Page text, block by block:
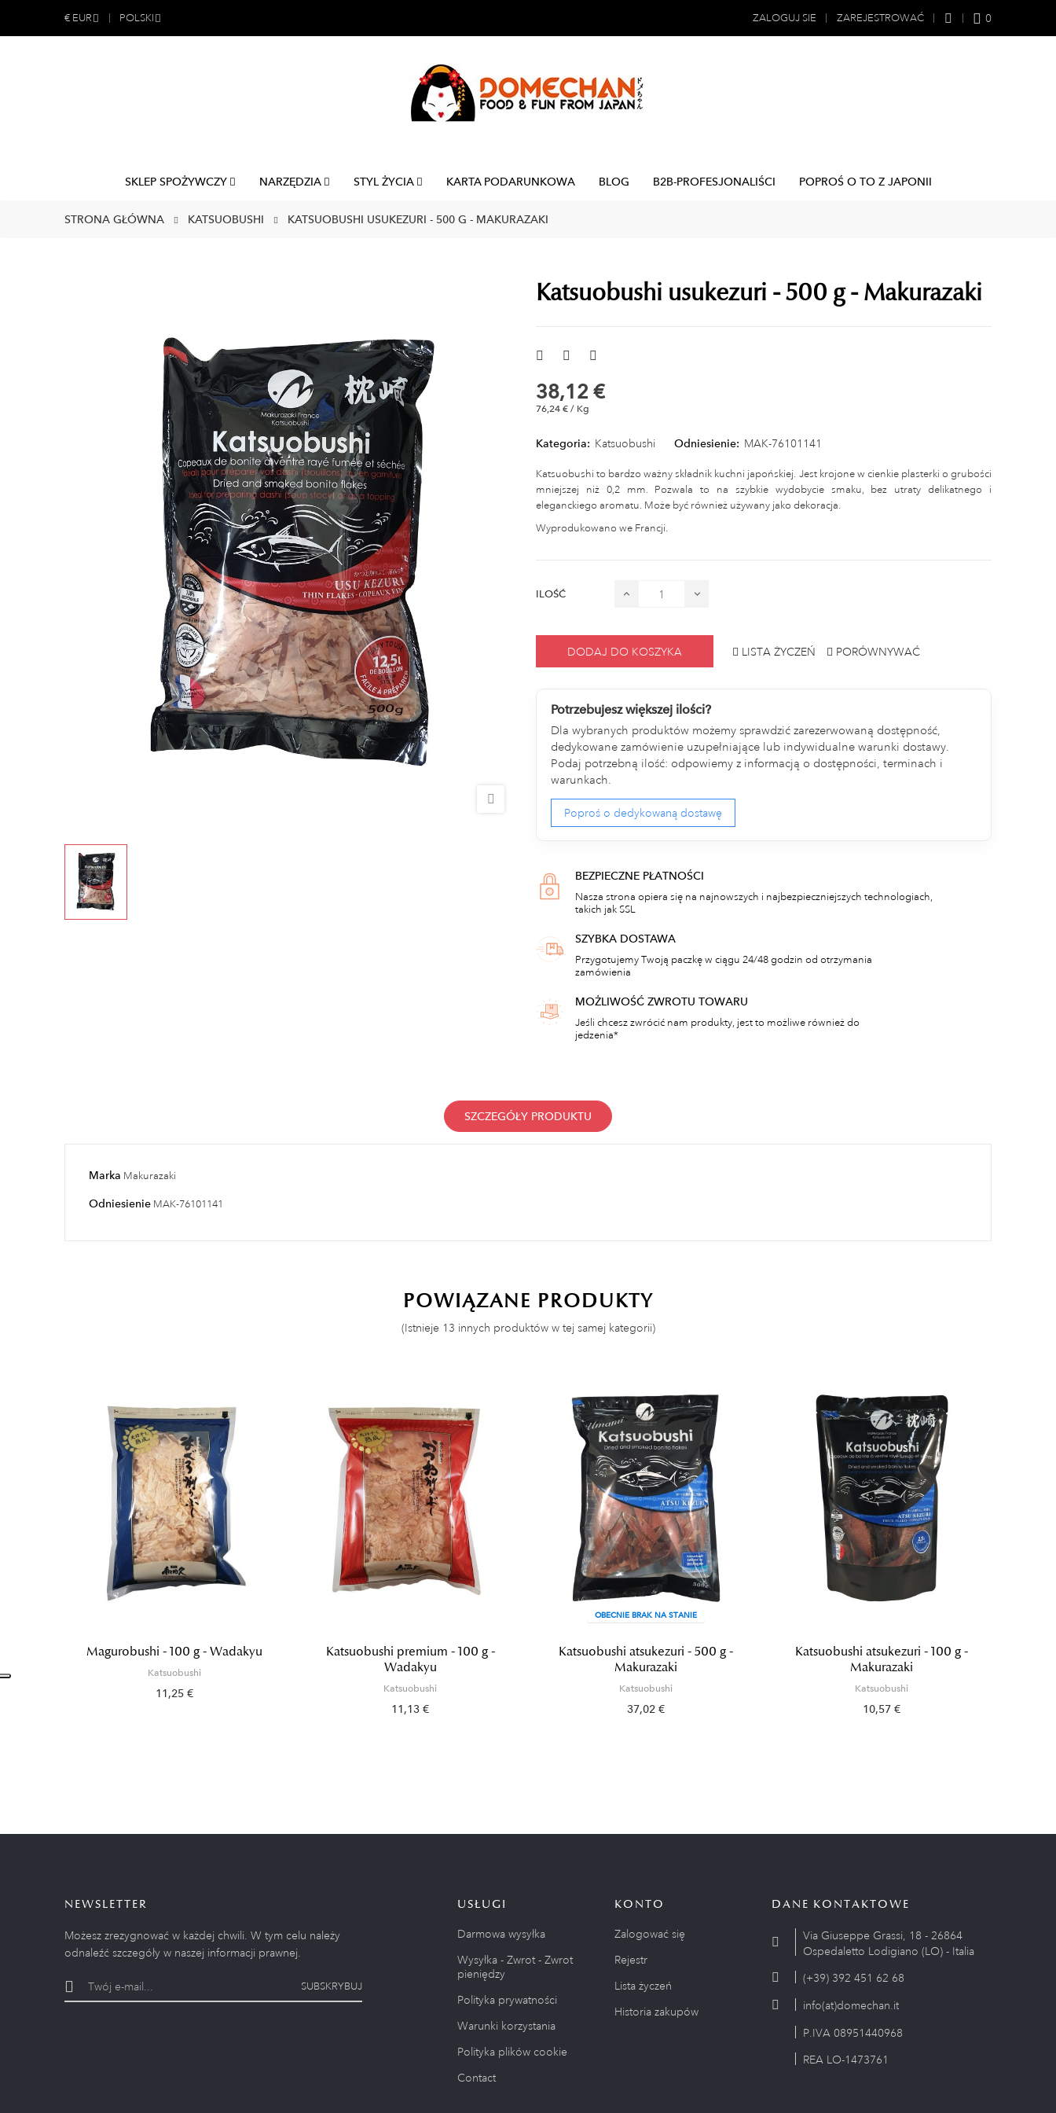
€ EUR POLSKI ZALOGUJ SIE ZAREJESTROWAĆ 0
SKLEP SPOŻYWCZY NARZĘDZIA STYL ŻYCIA KARTA PODARUNKOWA BLOG B2B-PROFESJONALIŚCI POPROŚ O TO Z JAPONII
STRONA GŁÓWNA KATSUOBUSHI KATSUOBUSHI USUKEZURI - 500 G - MAKURAZAKI
Katsuobushi usukezuri - 500 g - Makurazaki
38,12 €
76,24 € / Kg
Kategoria: Katsuobushi Odniesienie: MAK-76101141
Katsuobushi to bardzo ważny składnik kuchni japońskiej. Jest krojone w cienkie plasterki o grubości
mniejszej niż 0,2 mm. Pozwala to na szybkie wydobycie smaku, bez utraty delikatnego i
eleganckiego aromatu. Może być również używany jako dekoracja.
Wyprodukowano we Francji.
ILOŚĆ
DODAJ DO KOSZYKA LISTA ŻYCZEŃ PORÓWNYWAĆ
Potrzebujesz większej ilości?
Dla wybranych produktów możemy sprawdzić zarezerwowaną dostępność,
dedykowane zamówienie uzupełniające lub indywidualne warunki dostawy.
Podaj potrzebną ilość: odpowiemy z informacją o dostępności, terminach i
warunkach.
Poproś o dedykowaną dostawę
BEZPIECZNE PŁATNOŚCI
Nasza strona opiera się na najnowszych i najbezpieczniejszych technologiach,
takich jak SSL
SZYBKA DOSTAWA
Przygotujemy Twoją paczkę w ciągu 24/48 godzin od otrzymania
zamówienia
MOŻLIWOŚĆ ZWROTU TOWARU
Jeśli chcesz zwrócić nam produkty, jest to możliwe również do
jedzenia*
SZCZEGÓŁY PRODUKTU
Marka Makurazaki
Odniesienie MAK-76101141
POWIĄZANE PRODUKTY
(Istnieje 13 innych produktów w tej samej kategorii)
Magurobushi - 100 g - Wadakyu
Katsuobushi
11,25 €
Katsuobushi premium - 100 g -
Wadakyu
Katsuobushi
11,13 €
OBECNIE BRAK NA STANIE
Katsuobushi atsukezuri - 500 g -
Makurazaki
Katsuobushi
37,02 €
Katsuobushi atsukezuri - 100 g -
Makurazaki
Katsuobushi
10,57 €
NEWSLETTER
Możesz zrezygnować w każdej chwili. W tym celu należy
odnaleźć szczegóły w naszej informacji prawnej.
SUBSKRYBUJ
USŁUGI
Darmowa wysyłka
Wysyłka - Zwrot - Zwrot
pieniędzy
Polityka prywatności
Warunki korzystania
Polityka plików cookie
Contact
KONTO
Zalogować się
Rejestr
Lista życzeń
Historia zakupów
DANE KONTAKTOWE
Via Giuseppe Grassi, 18 - 26864
Ospedaletto Lodigiano (LO) - Italia
(+39) 392 451 62 68
info(at)domechan.it
P.IVA 08951440968
REA LO-1473761